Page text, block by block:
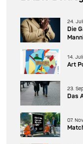
24.
Die
14.
Art
23.
Das
07.